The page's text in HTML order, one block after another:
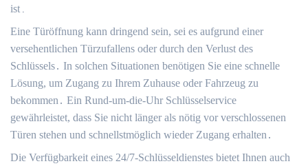
ist․
Eine Türöffnung kann dringend sein, sei es aufgrund einer
versehentlichen Türzufallens oder durch den Verlust des
Schlüssels․ In solchen Situationen benötigen Sie eine schnelle
Lösung, um Zugang zu Ihrem Zuhause oder Fahrzeug zu
bekommen․ Ein Rund-um-die-Uhr Schlüsselservice
gewährleistet, dass Sie nicht länger als nötig vor verschlossenen
Türen stehen und schnellstmöglich wieder Zugang erhalten․
Die Verfügbarkeit eines 24/7-Schlüsseldienstes bietet Ihnen auch